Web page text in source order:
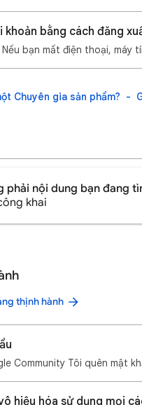
Chuyên gia sản phẩm?
phải nội dung bạn đang
khai
thịnh hành
hiệu hóa sử dụng mọi